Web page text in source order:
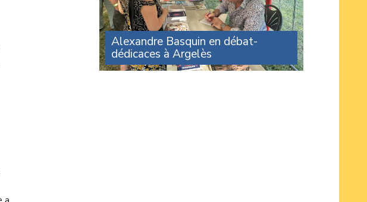
Alexandre Basquin en débat-
dédicaces à Argelès
Une centaine de personnes ont assisté à